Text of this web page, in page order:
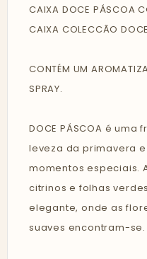
CAIXA DOCE PÁSCOA
CAIXA COLECCÃO
CONTÉM UM
SPRAY.
DOCE PÁSCOA é
leveza da primavera
momentos especiais.
citrinos e folhas
elegante, onde as
suaves encontram-se.